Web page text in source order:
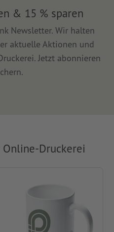
& 15 % sparen
Newsletter. Wir halten
aktuelle Aktionen und
Jetzt abonnieren
Druckerei